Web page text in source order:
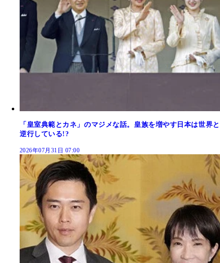
「皇室典範とカネ」のマジメな話。皇族を増やす日本は世界と
逆行している!?
2026年07月31日 07:00